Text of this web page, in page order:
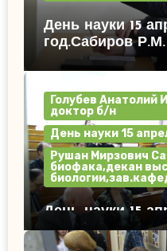
День науки 15
год.Сабиров Р.М.
Голубев Анатолий
доктор б/н
День науки 15
Рушан Мирзович
биофака,декан
День науки 15